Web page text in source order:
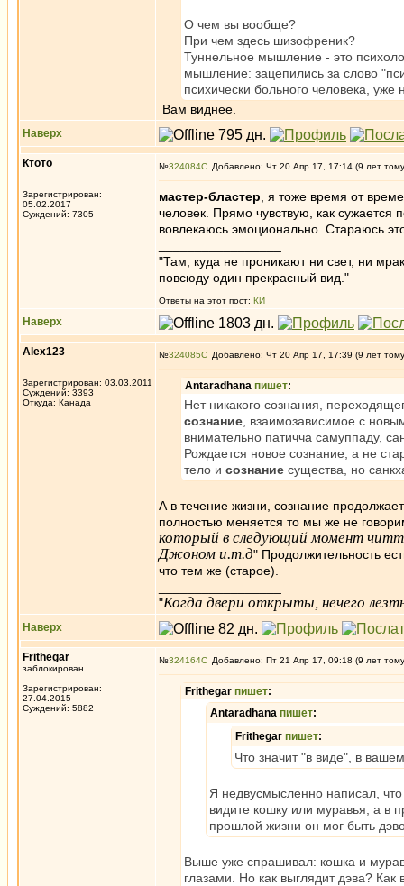
О чем вы вообще?
При чем здесь шизофреник?
Туннельное мышление - это
мышление: зацепились за слово
психически больного человека,
Вам виднее.
Наверх
Ктото
Зарегистрирован:
05.02.2017
Суждений: 7305
№324084 Добавлено: Чт 20 Апр 17, 17:14 (9 лет
мастер-бластер , я тоже время от
человек. Прямо чувствую, как сужается
вовлекаюсь эмоционально. Стараюсь
"Там, куда не проникают ни свет, ни
повсюду один прекрасный вид."
Ответы на этот пост: КИ
Наверх
Alex123
Зарегистрирован: 03.03.2011
Суждений: 3393
Откуда: Канада
№324085 Добавлено: Чт 20 Апр 17, 17:39 (9 лет
Antaradhana пишет:
Нет никакого сознания,
сознание , взаимозависимое с
внимательно патичча самуппаду,
Рождается новое сознание, а не
тело и сознание существа, но
А в течение жизни, сознание
полностью меняется то мы же не
который в следующий момент
Джоном и.т.д" Продолжительность
что тем же (старое).
"Когда двери открыты, нечего
Наверх
Frithegar
заблокирован
Зарегистрирован:
27.04.2015
Суждений: 5882
№324164 Добавлено: Пт 21 Апр 17, 09:18 (9 лет
Frithegar пишет:
Antaradhana пишет:
Frithegar пишет:
Что значит "в виде", в
Я недвусмысленно написал, что
видите кошку или муравья, а в
прошлой жизни он мог быть
Выше уже спрашивал: кошка и
глазами. Но как выглядит дэва?